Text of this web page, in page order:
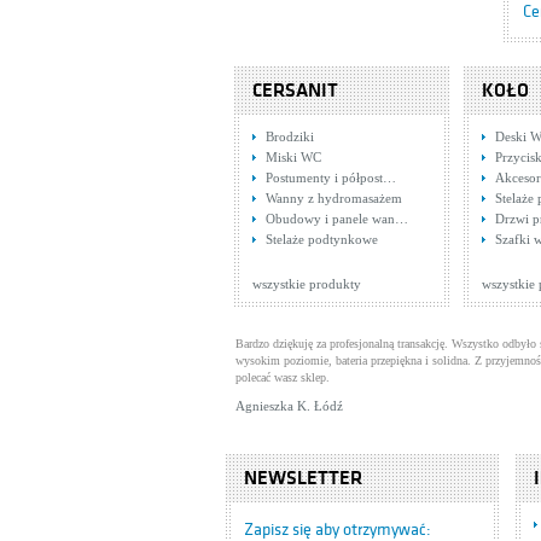
CERSANIT
Brodziki
Miski WC
Postumenty i półpost…
Wanny z hydromasażem
Obudowy i panele wan…
Stelaże podtynkowe
wszystkie produkty
KOŁO
Deski
Stelaże
Drzwi
Szafki
wszystkie
Bardzo dziękuję za profesjonalną transakcję. Wszystko odbyło
wysokim poziomie, bateria przepiękna i solidna. Z
polecać wasz sklep.
Agnieszka K. Łódź
NEWSLETTER
Zapisz się aby otrzymywać: